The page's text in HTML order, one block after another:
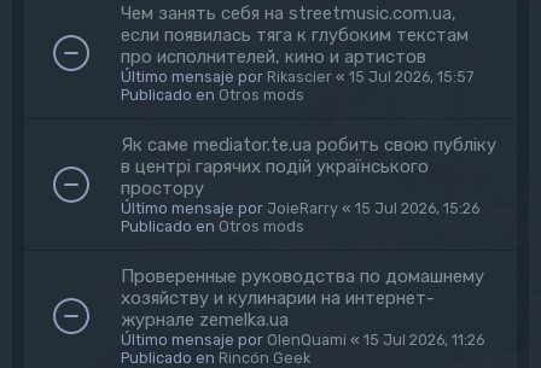
Чем занять себя на streetmusic.com.ua,
если появилась тяга к глубоким текстам
про исполнителей, кино и артистов
Último mensaje por Rikascier « 15 Jul 2026, 15:57
Publicado en Otros mods
Як саме mediator.te.ua робить свою публіку
в центрі гарячих подій українського
простору
Último mensaje por JoieRarry « 15 Jul 2026, 15:26
Publicado en Otros mods
Проверенные руководства по домашнему
хозяйству и кулинарии на интернет-
журнале zemelka.ua
Último mensaje por OlenQuami « 15 Jul 2026, 11:26
Publicado en Rincón Geek